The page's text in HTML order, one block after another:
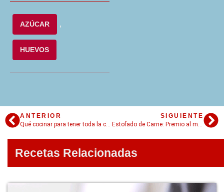
AZÚCAR ,
HUEVOS
ANTERIOR
Qué cocinar para tener toda la cuarentena organizada!
SIGUIENTE
Estofado de Carne: Premio al mejor estofado
Recetas Relacionadas